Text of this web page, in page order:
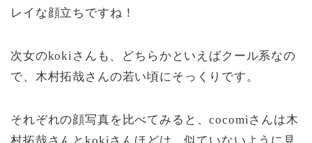
レイな顔立ちですね！
次女のkokiさんも、どちらかといえばクール系なの
で、木村拓哉さんの若い頃にそっくりです。
それぞれの顔写真を比べてみると、cocomiさんは木